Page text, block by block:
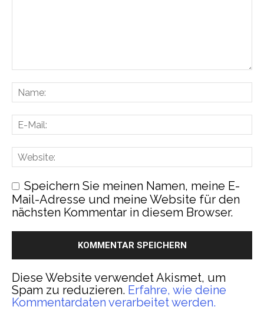
Speichern Sie meinen Namen, meine E-
Mail-Adresse und meine Website für den
nächsten Kommentar in diesem Browser.
Diese Website verwendet Akismet, um
Spam zu reduzieren. Erfahre, wie deine
Kommentardaten verarbeitet werden.